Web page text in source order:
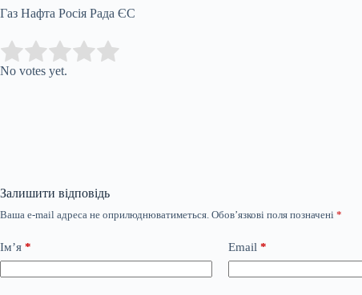
Газ Нафта Росія Рада ЄС
Rate this item:
No votes yet.
Залишити відповідь
Ваша e-mail адреса не оприлюднюватиметься. Обов’язкові поля позначені *
Ім’я * Email *